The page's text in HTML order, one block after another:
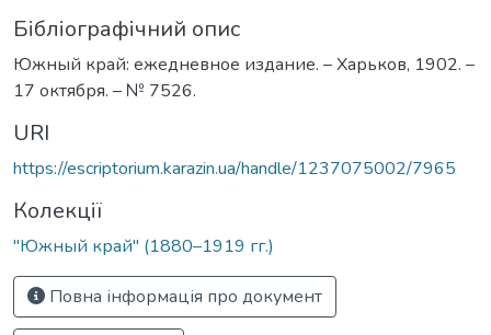
Бібліографічний опис
Южный край: ежедневное издание. – Харьков, 1902. –
17 октября. – № 7526.
URI
https://escriptorium.karazin.ua/handle/1237075002/7965
Колекції
"Южный край" (1880–1919 гг.)
Повна інформація про документ